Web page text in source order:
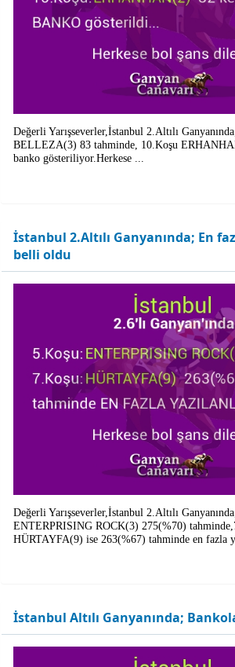
Değerli Yarışseverler,İstanbul 2.Altılı
BELLEZA(3) 83 tahminde, 10.Koşu
banko gösteriliyor.Herkese ...
İstanbul 2.Altılı Ganyanında; En
belli oldu
Değerli Yarışseverler,İstanbul 2.Altılı
ENTERPRISING ROCK(3) 275(%70)
HÜRTAYFA(9) ise 263(%67) tahminde en fazla
İstanbul Altılı Ganyanında;